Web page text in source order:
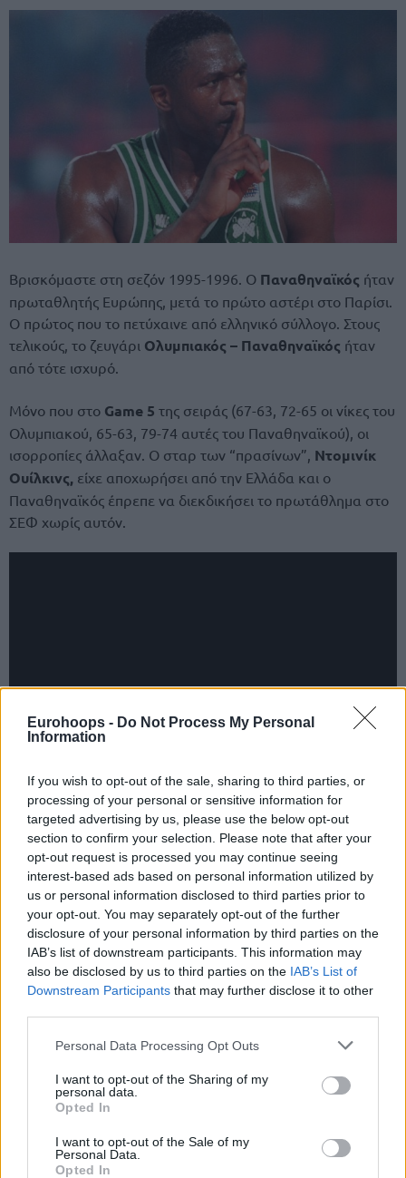
Eurohoops - Do Not Process My Personal
Information
If you wish to opt-out of the sale, sharing to third parties, or
processing of your personal or sensitive information for
targeted advertising by us, please use the below opt-out
section to confirm your selection. Please note that after your
opt-out request is processed you may continue seeing
interest-based ads based on personal information utilized by
us or personal information disclosed to third parties prior to
your opt-out. You may separately opt-out of the further
disclosure of your personal information by third parties on the
IAB’s list of downstream participants. This information may
also be disclosed by us to third parties on the IAB’s List of
Downstream Participants that may further disclose it to other
Please note that this website/app uses one or more Google
not limited to your visit or usage behaviour. You may click to
grant or deny consent to Google and its third-party tags to
use your data for below specified purposes in below Google
consent section.
Personal Data Processing Opt Outs
I want to opt-out of the Sharing of my
personal data.
Opted In
I want to opt-out of the Sale of my
Personal Data.
Opted In
Βρισκόμαστε στη σεζόν 1995-1996. Ο Παναθηναϊκός ήταν
πρωταθλητής Ευρώπης, μετά το πρώτο αστέρι στο Παρίσι.
Ο πρώτος που το πετύχαινε από ελληνικό σύλλογο. Στους
τελικούς, το ζευγάρι Ολυμπιακός – Παναθηναϊκός ήταν
από τότε ισχυρό.
Μόνο που στο Game 5 της σειράς (67-63, 72-65 οι νίκες του
Ολυμπιακού, 65-63, 79-74 αυτές του Παναθηναϊκού), οι
ισορροπίες άλλαξαν. Ο σταρ των “πρασίνων”, Ντομινίκ
Ουίλκινς, είχε αποχωρήσει από την Ελλάδα και ο
Παναθηναϊκός έπρεπε να διεκδικήσει το πρωτάθλημα στο
ΣΕΦ χωρίς αυτόν.
Μόνο που ο τελευταίος τελικός ήταν ένας μονόλογος του
Ολυμπιακού καιτο τελικό 73-38 έμεινε στην ιστορία. Με
τους Πειραιώτες να κατακτούν, τότε, το τέταρτο
συνεχόμενο πρωτάθλημά τους.
Ανατροπή και ξανά ανατροπή μετά
από 23 χρόνια!
Στην ιστορία των τελικών, μόλις δύο σειρές έχουν
ανατραπεί, μολονότι η μία ομάδα προηγήθηκε με 2-0. Και
στις δύο περιπτώσεις, το… θύμα ήταν το ίδιο, ο
Η πρώτη σημειώθηκε το 2002, με τηνΑΕΚ
να πετυχαίνει
μία μοναδική ανατροπή. Τουλάχιστον μέχρι να έρθουν οι